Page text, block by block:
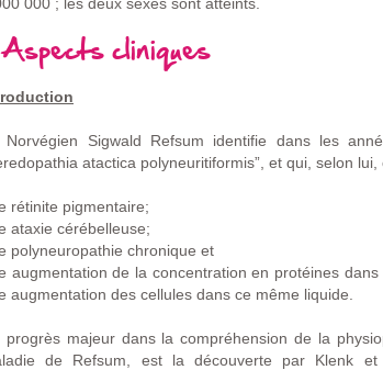
Aspects cliniques
Norvégien Sigwald Refsum identifie dans les
atactica polyneuritiformis”, et qui, selon
rétinite pigmentaire;
ataxie cérébelleuse;
polyneuropathie chronique et
augmentation de la concentration en protéines
augmentation des cellules dans ce même liquide.
progrès majeur dans la compréhension de la
de Refsum, est la découverte par Klenk